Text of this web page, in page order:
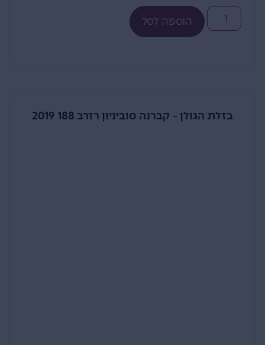
הוספה לסל
בזלת הגולן – קברנה סוביניון רזרב 188 2019